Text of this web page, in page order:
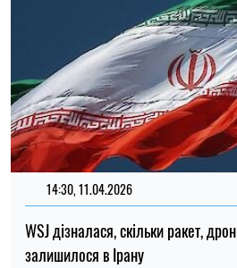
14:30, 11.04.2026
WSJ дізналася, скільки ракет,
залишилося в Ірану